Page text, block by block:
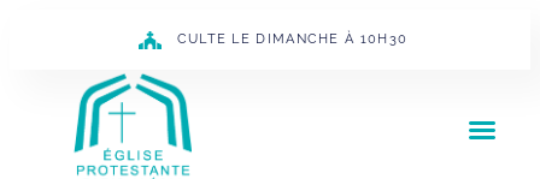
CULTE LE DIMANCHE À 10H30